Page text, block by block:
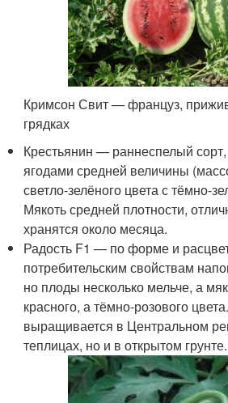
Кримсон Свит — француз,
грядках
Крестьянин — раннеспелый
ягодами средней величины
светло-зелёного цвета с тёмно-
Мякоть средней плотности,
хранятся около месяца.
Радость F1 — по форме и
потребительским свойствам
но плоды несколько мельче, а
красного, а тёмно-розового
выращивается в Центральном
теплицах, но и в открытом грунте.